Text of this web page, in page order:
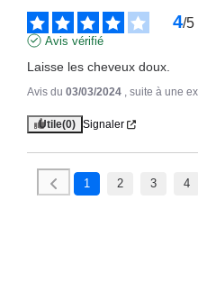
4/5
Avis vérifié
Laisse les cheveux doux.
Avis du 03/03/2024 , suite à une
Utile(0) Signaler
1 2 3 4